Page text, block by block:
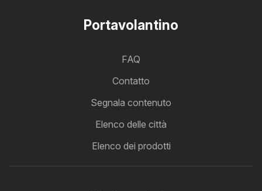
Portavolantino
FAQ
Contatto
Segnala contenuto
Elenco delle città
Elenco dei prodotti